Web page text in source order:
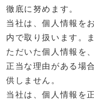
徹底に努めます。
当社は、個人情報を
内で取り扱います。
ただいた個人情報を
正当な理由がある場
供しません。
当社は、個人情報を